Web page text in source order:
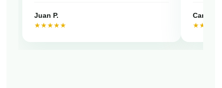
Juan P.
★★★★★
Camila